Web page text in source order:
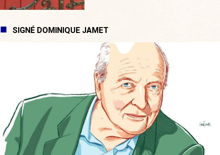
SIGNÉ DOMINIQUE JAMET